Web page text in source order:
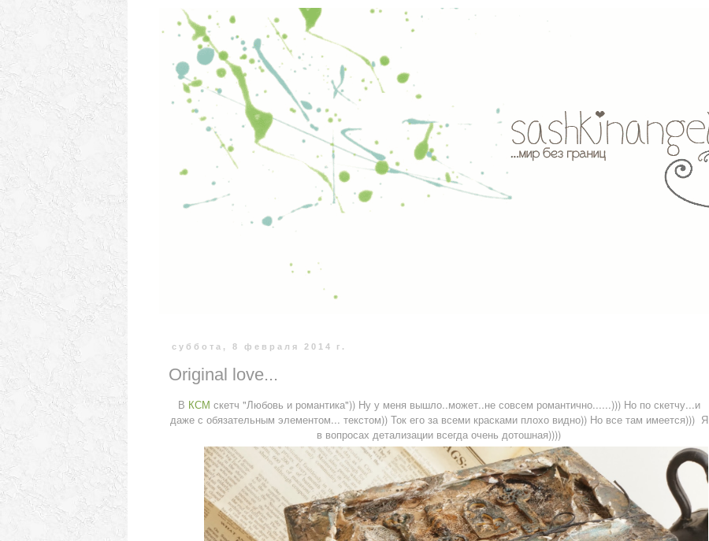
суббота, 8 февраля 2014 г.
Original love...
В КСМ скетч "Любовь и романтика")) Ну у меня вышло..может..не совсем романтично......))) Но по скетчу...и
даже с обязательным элементом... текстом)) Ток его за всеми красками плохо видно)) Но все там имеется))) Я
в вопросах детализации всегда очень дотошная))))